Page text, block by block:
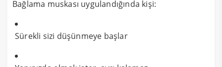
Bağlama muskası uygulandığında kişi:
Sürekli sizi düşünmeye başlar